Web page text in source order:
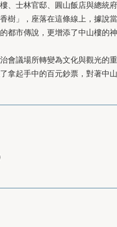
、士林官邸、圓山飯店與總統
樹」，座落在這條線上，據說
都市傳說，更增添了中山樓的神
會議場所轉變為文化與觀光的
拿起手中的百元鈔票，對著中